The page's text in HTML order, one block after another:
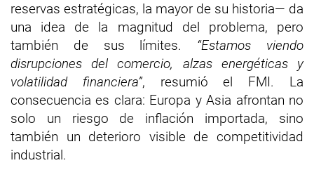
reservas estratégicas, la mayor de su historia— da
una idea de la magnitud del problema, pero
también de sus límites. “Estamos viendo
disrupciones del comercio, alzas energéticas y
volatilidad financiera”, resumió el FMI. La
consecuencia es clara: Europa y Asia afrontan no
solo un riesgo de inflación importada, sino
también un deterioro visible de competitividad
industrial.